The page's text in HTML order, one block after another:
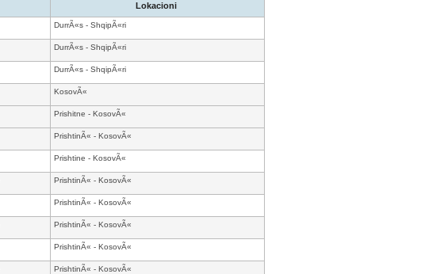
Lokacioni
DurrÃ«s - ShqipÃ«ri
DurrÃ«s - ShqipÃ«ri
DurrÃ«s - ShqipÃ«ri
KosovÃ«
Prishitne - KosovÃ«
PrishtinÃ« - KosovÃ«
Prishtine - KosovÃ«
PrishtinÃ« - KosovÃ«
PrishtinÃ« - KosovÃ«
PrishtinÃ« - KosovÃ«
PrishtinÃ« - KosovÃ«
PrishtinÃ« - KosovÃ«